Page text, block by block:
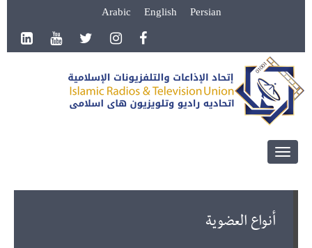
Arabic English Persian
Toggle
أنواع العضوية